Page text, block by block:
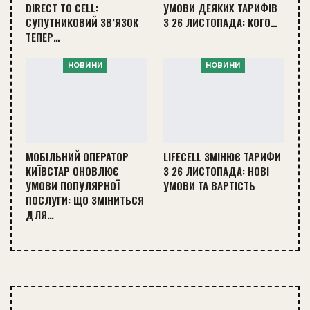
DIRECT TO CELL:
СУПУТНИКОВИЙ ЗВ’ЯЗОК
ТЕПЕР…
УМОВИ ДЕЯКИХ ТАРИФІВ
З 26 ЛИСТОПАДА: КОГО…
НОВИНИ
МОБІЛЬНИЙ ОПЕРАТОР
КИЇВСТАР ОНОВЛЮЄ
УМОВИ ПОПУЛЯРНОЇ
ПОСЛУГИ: ЩО ЗМІНИТЬСЯ
ДЛЯ…
НОВИНИ
LIFECELL ЗМІНЮЄ ТАРИФИ
З 26 ЛИСТОПАДА: НОВІ
УМОВИ ТА ВАРТІСТЬ